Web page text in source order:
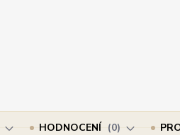
HODNOCENÍ 0